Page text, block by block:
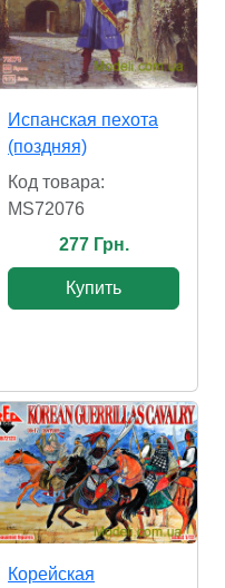
Испанская пехота
(поздняя)
Код товара:
MS72076
277 Грн.
Купить
Корейская